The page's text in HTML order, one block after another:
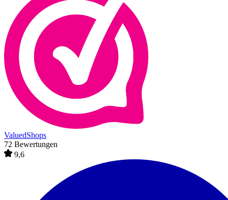
ValuedShops
72 Bewertungen
9,6